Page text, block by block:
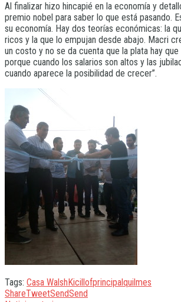
Al finalizar hizo hincapié en la economía y
premio nobel para saber lo que está pasando.
su economía. Hay dos teorías económicas: la
ricos y la que lo empujan desde abajo. Macri
un costo y no se da cuenta que la plata hay
porque cuando los salarios son altos y las
cuando aparece la posibilidad de crecer”.
Tags: Casa Walsh Kicillofprincipalquilmes
ShareTweetSendSend